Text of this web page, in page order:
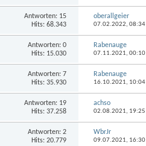
Antworten: 15
Hits: 68.343
oberallgeier
07.02.2022, 08:34
Antworten: 0
Hits: 15.030
Rabenauge
07.11.2021, 00:10
Antworten: 7
Hits: 35.930
Rabenauge
16.10.2021, 10:04
Antworten: 19
Hits: 37.258
achso
02.08.2021, 19:25
Antworten: 2
Hits: 20.779
WbrJr
09.07.2021, 16:30